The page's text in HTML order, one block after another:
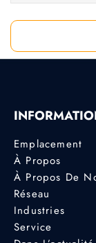
Emplacement
À Propos
À Propos De
Réseau
Industries
Service